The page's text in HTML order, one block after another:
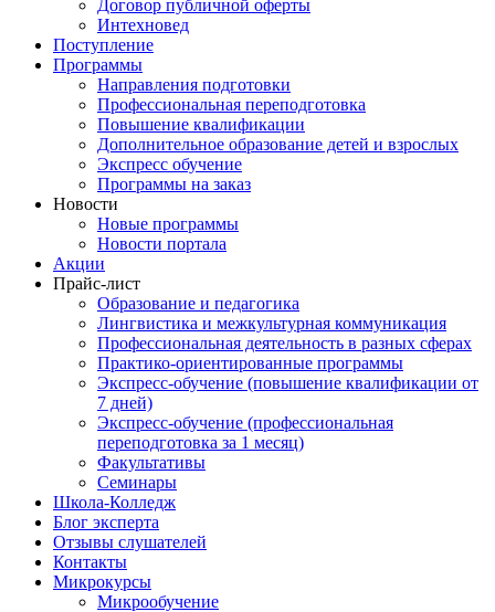
Договор публичной оферты
Интехновед
Поступление
Программы
Направления подготовки
Профессиональная переподготовка
Повышение квалификации
Дополнительное образование детей и взрослых
Экспресс обучение
Программы на заказ
Новости
Новые программы
Новости портала
Акции
Прайс-лист
Образование и педагогика
Лингвистика и межкультурная коммуникация
Профессиональная деятельность в разных сферах
Практико-ориентированные программы
Экспресс-обучение (повышение квалификации от
7 дней)
Экспресс-обучение (профессиональная
переподготовка за 1 месяц)
Факультативы
Семинары
Школа-Колледж
Блог эксперта
Отзывы слушателей
Контакты
Микрокурсы
Микрообучение